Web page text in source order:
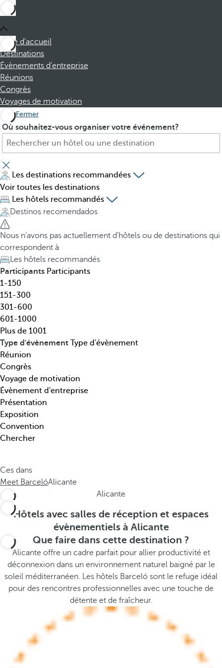
Page d’accueil
Destinations
Évènements d'entreprise
Réunions
Congrès
Voyages de motivation
Fermer
Où souhaitez-vous organiser votre événement?
H
t
e
l
,
d
e
s
t
i
n
a
t
i
o
n
,
t
h
é
m
a
t
i
q
u
.
.
P
e
s
s
i
n
g
t
h
e
d
o
w
n
a
r
r
o
w
k
e
y
o
p
e
n
h
e
d
Les destinations recommandées
Voir toutes les destinations
Les hôtels recommandés
Destinos recomendados
Nous n’avons pas actuellement d’hôtels ou de destinations qui
correspondent à
Les hôtels recommandés
Participants Participants
1-150
151-300
301-600
601-1000
Plus de 1001
Type d'évènement Type d'évènement
Réunion
Congrès
Voyage de motivation
Évènement d'entreprise
Présentation
Exposition
Convention
Chercher
Ces dans
Meet BarcelóAlicante
Alicante
Hôtels avec salles de réception et espaces
évènementiels à Alicante
Que faire dans cette destination ?
Alicante offre un cadre parfait pour allier productivité et
déconnexion dans un environnement naturel baigné par le
soleil méditerranéen. Les hôtels Barceló sont le refuge idéal
pour des rencontres professionnelles avec une touche de
détente et de fraîcheur.